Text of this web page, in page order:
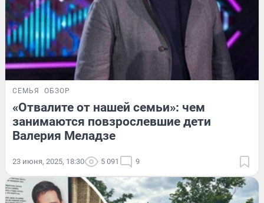
СЕМЬЯ ОБЗОР
«Отвалите от нашей семьи»: чем
занимаются повзрослевшие дети
Валерия Меладзе
23 июня, 2025, 18:30 5 091 9